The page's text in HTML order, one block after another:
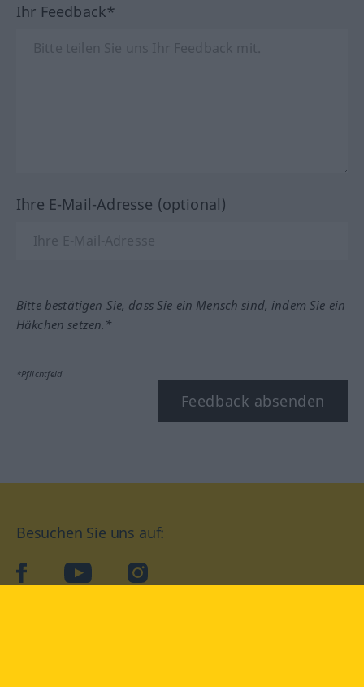
Ihr Feedback*
Ihre E-Mail-Adresse (optional)
Bitte bestätigen Sie, dass Sie ein Mensch sind, indem Sie ein
Häkchen setzen.*
*Pflichtfeld
Feedback absenden
Besuchen Sie uns auf:
facebookYouTube Instagram